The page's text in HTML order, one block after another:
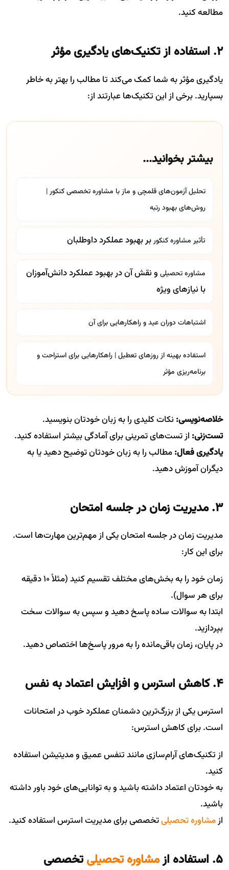
مطالعه کنید.
۲. استفاده از تکنیک‌های یادگیری مؤثر
یادگیری مؤثر به شما کمک می‌کند تا مطالب را بهتر به خاطر
بسپارید. برخی از این تکنیک‌ها عبارتند از:
بیشتر بخوانید...
تحلیل آزمون‌های قلمچی و ماز با مشاوره تخصصی کنکور |
روش‌های بهبود رتبه
تأثیر مشاوره کنکوربر بهبود عملکرد داوطلبان
مشاوره تحصیلی و نقش آن در بهبود عملکرد دانش‌آموزان
با نیازهای ویژه
اشتباهات دوران عید و راهکارهایی برای آن
استفاده بهینه از روزهای تعطیل | راهکارهایی برای استراحت و
برنامه‌ریزی مؤثر
خلاصه‌نویسی:نکات کلیدی را به زبان خودتان بنویسید.
تست‌زنی: از تست‌های تمرینی برای آمادگی بیشتر استفاده کنید.
یادگیری فعال:مطالب را به زبان خودتان توضیح دهید یا به
دیگران آموزش دهید.
۳. مدیریت زمان در جلسه امتحان
مدیریت زمان در جلسه امتحان یکی از مهم‌ترین مهارت‌ها است.
برای این کار:
زمان خود را به بخش‌های مختلف تقسیم کنید (مثلاً ۱۰ دقیقه
برای هر سوال).
ابتدا به سوالات ساده پاسخ دهید و سپس به سوالات سخت
بپردازید.
در پایان، زمان باقی‌مانده را به مرور پاسخ‌ها اختصاص دهید.
۴. کاهش استرس و افزایش اعتماد به نفس
استرس یکی از بزرگ‌ترین دشمنان عملکرد خوب در امتحانات
است. برای کاهش استرس:
از تکنیک‌های آرام‌سازی مانند تنفس عمیق و مدیتیشن استفاده
کنید.
به خودتان اعتماد داشته باشید و به توانایی‌های خود باور داشته
باشید.
ازمشاوره تحصیلیتخصصی برای مدیریت استرس استفاده کنید.
۵. استفاده از مشاوره تحصیلیتخصصی